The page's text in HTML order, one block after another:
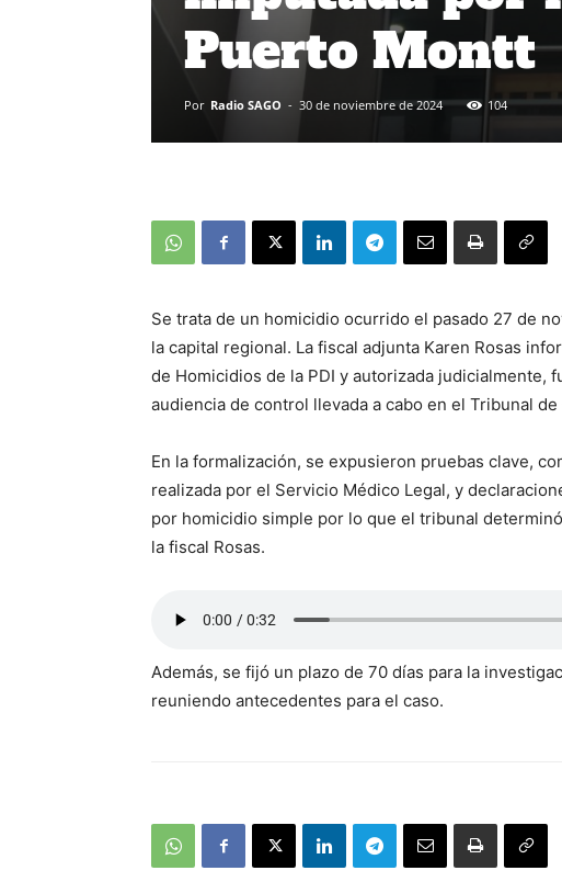
Puerto Montt
Por Radio SAGO - 30 de noviembre de 2024 104
Se trata de un homicidio ocurrido el pasado 27 de
la capital regional. La fiscal adjunta Karen Rosas
de Homicidios de la PDI y autorizada judicialmente,
audiencia de control llevada a cabo en el Tribunal de
En la formalización, se expusieron pruebas clave,
realizada por el Servicio Médico Legal, y
por homicidio simple por lo que el tribunal
la fiscal Rosas.
Además, se fijó un plazo de 70 días para la
reuniendo antecedentes para el caso.